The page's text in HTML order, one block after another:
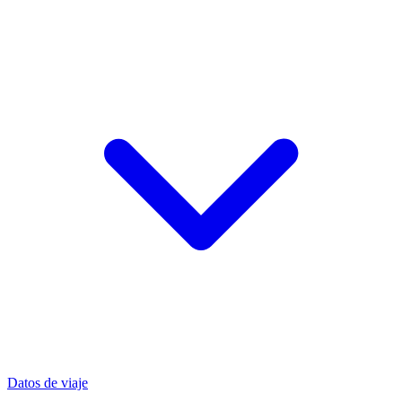
Datos de viaje